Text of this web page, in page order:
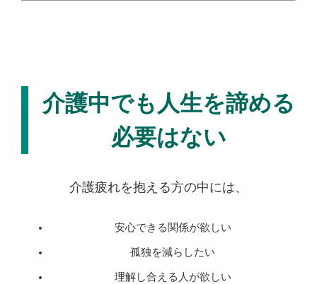
介護中でも人生を諦める
必要はない
介護疲れを抱える方の中には、
安心できる関係が欲しい
孤独を減らしたい
理解し合える人が欲しい